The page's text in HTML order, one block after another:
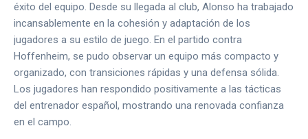
éxito del equipo. Desde su llegada al club, Alonso ha trabajado
incansablemente en la cohesión y adaptación de los
jugadores a su estilo de juego. En el partido contra
Hoffenheim, se pudo observar un equipo más compacto y
organizado, con transiciones rápidas y una defensa sólida.
Los jugadores han respondido positivamente a las tácticas
del entrenador español, mostrando una renovada confianza
en el campo.